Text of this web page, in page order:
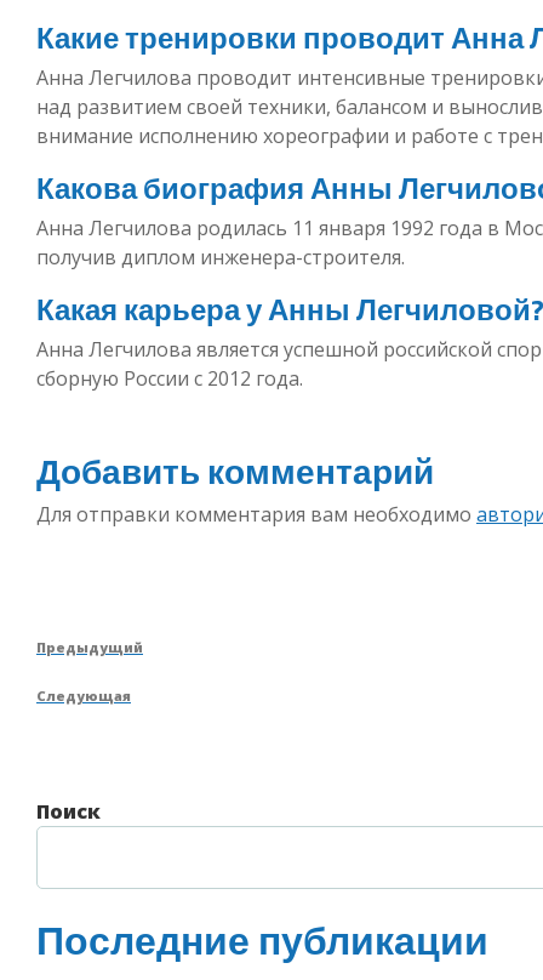
Какие тренировки проводит Анна
Анна Легчилова проводит интенсивные
над развитием своей техники, балансом и
внимание исполнению хореографии и работе с
Какова биография Анны
Анна Легчилова родилась 11 января 1992 года в
получив диплом инженера-строителя.
Какая карьера у Анны Легчиловой?
Анна Легчилова является успешной российской
сборную России с 2012 года.
Добавить комментарий
Для отправки комментария вам необходимо
Навигация
по
записям
Предыдущая
Предыдущий
Следующая
Следующая
Поиск
Последние публикации